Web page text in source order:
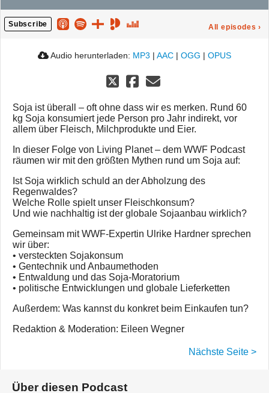
Subscribe All episodes ›
Audio herunterladen: MP3 | AAC | OGG | OPUS
Soja ist überall – oft ohne dass wir es merken. Rund 60
kg Soja konsumiert jede Person pro Jahr indirekt, vor
allem über Fleisch, Milchprodukte und Eier.
In dieser Folge von Living Planet – dem WWF Podcast
räumen wir mit den größten Mythen rund um Soja auf:
Ist Soja wirklich schuld an der Abholzung des
Regenwaldes?
Welche Rolle spielt unser Fleischkonsum?
Und wie nachhaltig ist der globale Sojaanbau wirklich?
Gemeinsam mit WWF-Expertin Ulrike Hardner sprechen
wir über:
• versteckten Sojakonsum
• Gentechnik und Anbaumethoden
• Entwaldung und das Soja-Moratorium
• politische Entwicklungen und globale Lieferketten
Außerdem: Was kannst du konkret beim Einkaufen tun?
Redaktion & Moderation: Eileen Wegner
Nächste Seite >
Über diesen Podcast